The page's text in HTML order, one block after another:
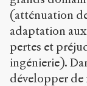
(atténuation
adaptation
pertes et
ingénierie).
développer de